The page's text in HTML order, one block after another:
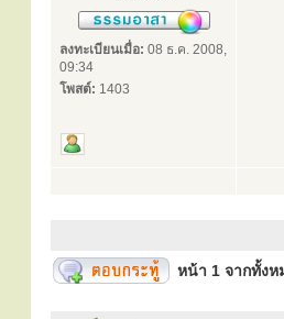
ลงทะเบียนเมื่อ: 08 ธ.ค. 2008,
09:34
โพสต์: 1403
หน้า 1 จากทั้งห